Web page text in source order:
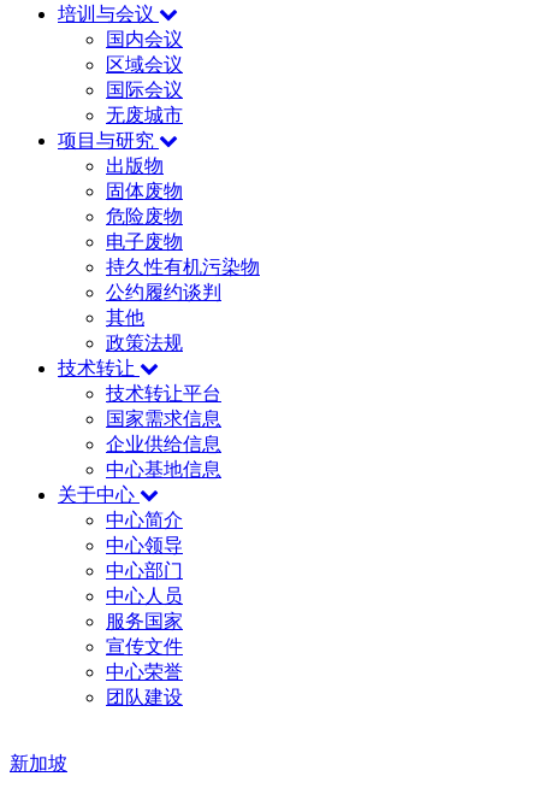
培训与会议
国内会议
区域会议
国际会议
无废城市
项目与研究
出版物
固体废物
危险废物
电子废物
持久性有机污染物
公约履约谈判
其他
政策法规
技术转让
技术转让平台
国家需求信息
企业供给信息
中心基地信息
关于中心
中心简介
中心领导
中心部门
中心人员
服务国家
宣传文件
中心荣誉
团队建设
新加坡